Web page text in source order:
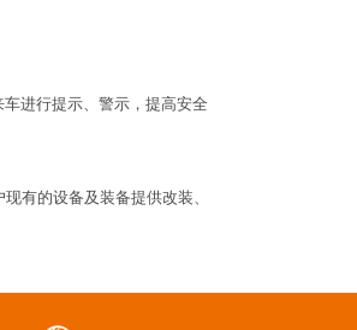
进行提示、警示，提高安全
有的设备及装备提供改装、